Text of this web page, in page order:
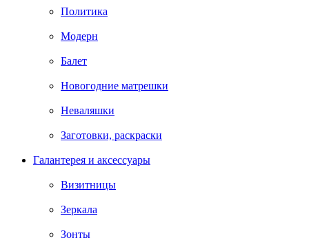
Политика
Модерн
Балет
Новогодние матрешки
Неваляшки
Заготовки, раскраски
Галантерея и аксессуары
Визитницы
Зеркала
Зонты